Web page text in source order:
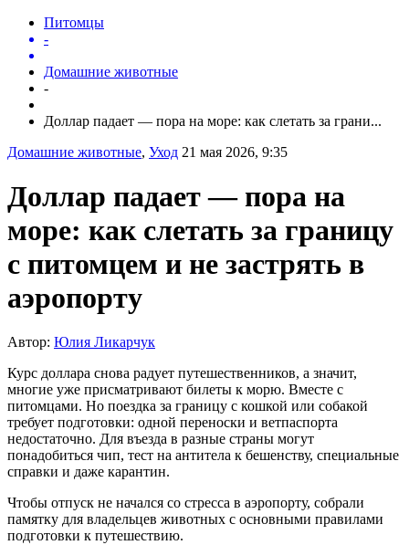
Питомцы
-
Домашние животные
-
Доллар падает — пора на море: как слетать за грани...
Домашние животные, Уход 21 мая 2026, 9:35
Доллар падает — пора на
море: как слетать за границу
с питомцем и не застрять в
аэропорту
Автор: Юлия Ликарчук
Курс доллара снова радует путешественников, а значит,
многие уже присматривают билеты к морю. Вместе с
питомцами. Но поездка за границу с кошкой или собакой
требует подготовки: одной переноски и ветпаспорта
недостаточно. Для въезда в разные страны могут
понадобиться чип, тест на антитела к бешенству, специальные
справки и даже карантин.
Чтобы отпуск не начался со стресса в аэропорту, собрали
памятку для владельцев животных с основными правилами
подготовки к путешествию.